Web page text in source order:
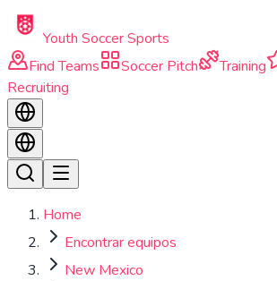
Skip to main content
Youth Soccer Sports
Find Teams
Soccer Pitch Training
Recruiting
Home
Encontrar equipos
New Mexico